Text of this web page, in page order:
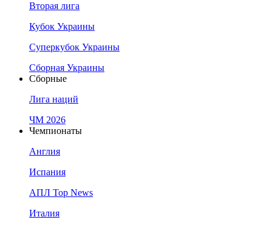
Вторая лига
Кубок Украины
Суперкубок Украины
Сборная Украины
Сборные
Лига наций
ЧМ 2026
Чемпионаты
Англия
Испания
АПЛ Top News
Италия